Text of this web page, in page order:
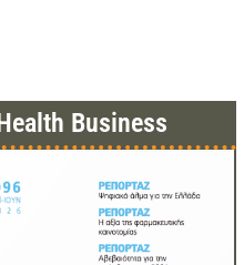
Business